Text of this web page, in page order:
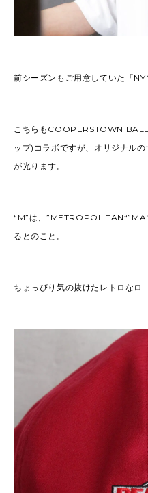
前シーズンもご用意していた「
こちらもCOOPERSTOWN
ップ)コラボですが、オリジナル
が光ります。
“M”は、
るとのこと。
ちょっぴり気の抜けたレトロなロ